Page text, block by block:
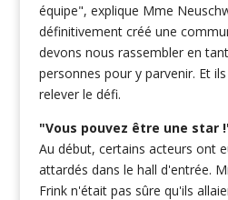
équipe", explique Mme
définitivement créé une
devons nous rassembler en
personnes pour y parvenir. Et
relever le défi.
"Vous pouvez être une star
Au début, certains acteurs ont
attardés dans le hall d'entrée.
Frink n'était pas sûre qu'ils